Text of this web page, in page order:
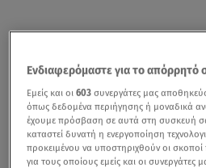
Ενδιαφερόμαστε για το απόρρητό
Εμείς και οι603 συνεργάτες μας
όπως δεδομένα περιήγησης ή μοναδικά
έχουμε πρόσβαση σε αυτά στη συσκευή
καταστεί δυνατή η ενεργοποίηση
προκειμένου να υποστηριχθούν οι
για τους οποίους εμείς και οι συνεργάτες